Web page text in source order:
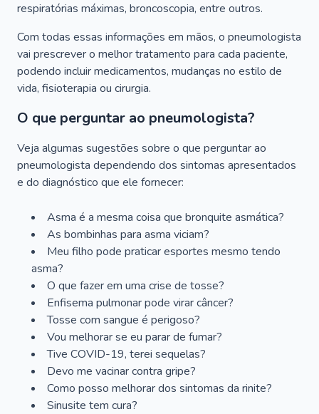
respiratórias máximas, broncoscopia, entre outros.
Com todas essas informações em mãos, o pneumologista
vai prescrever o melhor tratamento para cada paciente,
podendo incluir medicamentos, mudanças no estilo de
vida, fisioterapia ou cirurgia.
O que perguntar ao pneumologista?
Veja algumas sugestões sobre o que perguntar ao
pneumologista dependendo dos sintomas apresentados
e do diagnóstico que ele fornecer:
Asma é a mesma coisa que bronquite asmática?
As bombinhas para asma viciam?
Meu filho pode praticar esportes mesmo tendo
asma?
O que fazer em uma crise de tosse?
Enfisema pulmonar pode virar câncer?
Tosse com sangue é perigoso?
Vou melhorar se eu parar de fumar?
Tive COVID-19, terei sequelas?
Devo me vacinar contra gripe?
Como posso melhorar dos sintomas da rinite?
Sinusite tem cura?